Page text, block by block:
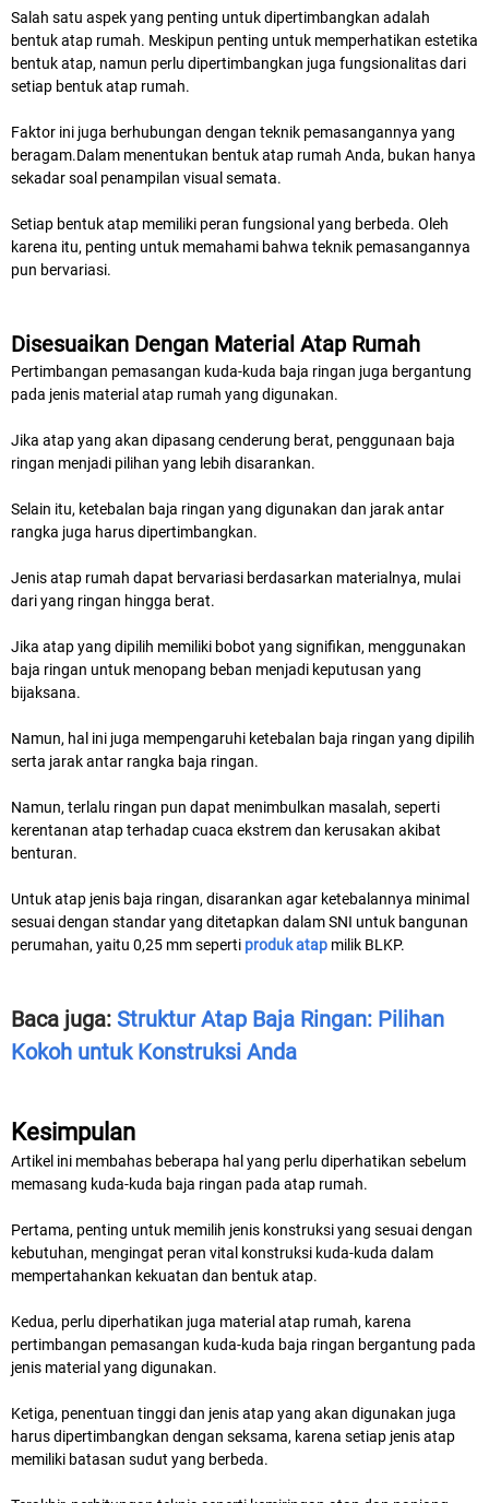
Salah satu aspek yang penting untuk dipertimbangkan adalah
bentuk atap rumah. Meskipun penting untuk memperhatikan estetika
bentuk atap, namun perlu dipertimbangkan juga fungsionalitas dari
setiap bentuk atap rumah.
Faktor ini juga berhubungan dengan teknik pemasangannya yang
beragam.Dalam menentukan bentuk atap rumah Anda, bukan hanya
sekadar soal penampilan visual semata.
Setiap bentuk atap memiliki peran fungsional yang berbeda. Oleh
karena itu, penting untuk memahami bahwa teknik pemasangannya
pun bervariasi.
Disesuaikan Dengan Material Atap Rumah
Pertimbangan pemasangan kuda-kuda baja ringan juga bergantung
pada jenis material atap rumah yang digunakan.
Jika atap yang akan dipasang cenderung berat, penggunaan baja
ringan menjadi pilihan yang lebih disarankan.
Selain itu, ketebalan baja ringan yang digunakan dan jarak antar
rangka juga harus dipertimbangkan.
Jenis atap rumah dapat bervariasi berdasarkan materialnya, mulai
dari yang ringan hingga berat.
Jika atap yang dipilih memiliki bobot yang signifikan, menggunakan
baja ringan untuk menopang beban menjadi keputusan yang
bijaksana.
Namun, hal ini juga mempengaruhi ketebalan baja ringan yang dipilih
serta jarak antar rangka baja ringan.
Namun, terlalu ringan pun dapat menimbulkan masalah, seperti
kerentanan atap terhadap cuaca ekstrem dan kerusakan akibat
benturan.
Untuk atap jenis baja ringan, disarankan agar ketebalannya minimal
sesuai dengan standar yang ditetapkan dalam SNI untuk bangunan
perumahan, yaitu 0,25 mm seperti produk atap milik BLKP.
Baca juga: Struktur Atap Baja Ringan: Pilihan
Kokoh untuk Konstruksi Anda
Kesimpulan
Artikel ini membahas beberapa hal yang perlu diperhatikan sebelum
memasang kuda-kuda baja ringan pada atap rumah.
Pertama, penting untuk memilih jenis konstruksi yang sesuai dengan
kebutuhan, mengingat peran vital konstruksi kuda-kuda dalam
mempertahankan kekuatan dan bentuk atap.
Kedua, perlu diperhatikan juga material atap rumah, karena
pertimbangan pemasangan kuda-kuda baja ringan bergantung pada
jenis material yang digunakan.
Ketiga, penentuan tinggi dan jenis atap yang akan digunakan juga
harus dipertimbangkan dengan seksama, karena setiap jenis atap
memiliki batasan sudut yang berbeda.